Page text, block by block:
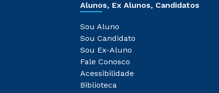
Alunos, Ex Alunos, Candidatos
Sou Aluno
Sou Candidato
Sou Ex-Aluno
Fale Conosco
Acessibilidade
Biblioteca